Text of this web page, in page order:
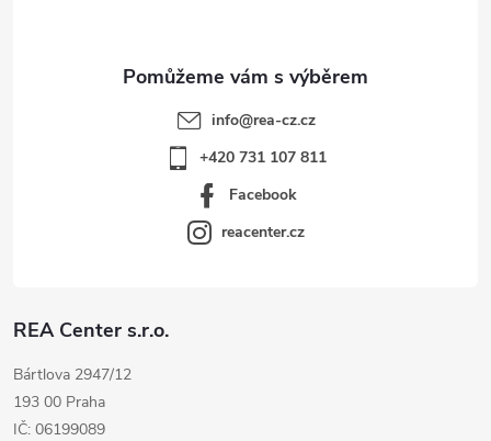
REA Center s.r.o.
Bártlova 2947/12
193 00 Praha
IČ: 06199089
info@rea-cz.cz
+420 731 107 811
Facebook
reacenter.cz